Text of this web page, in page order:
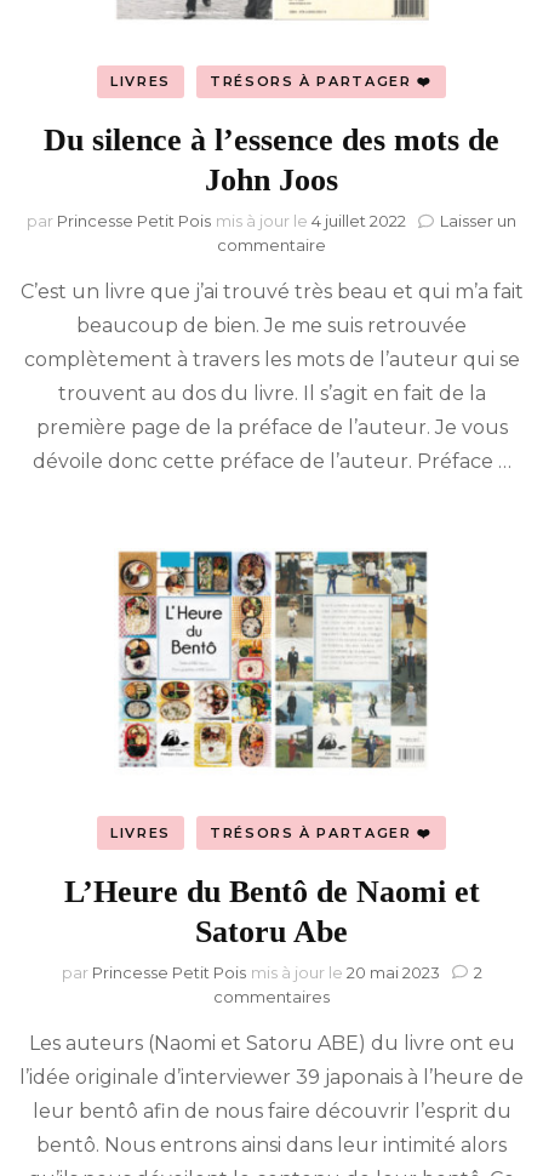
LIVRES TRÉSORS À PARTAGER ❤️
Du silence à l’essence des mots de
John Joos
par Princesse Petit Pois mis à jour le 4 juillet 2022
Laisser un
commentaire
silence
à
des
mots
de
John
Joos
C’est un livre que j’ai trouvé très beau et qui m’a fait
beaucoup de bien. Je me suis retrouvée
complètement à travers les mots de l’auteur qui se
trouvent au dos du livre. Il s’agit en fait de la
première page de la préface de l’auteur. Je vous
dévoile donc cette préface de l’auteur. Préface …
LIVRES TRÉSORS À PARTAGER ❤️
L’Heure du Bentô de Naomi et
Satoru Abe
par Princesse Petit Pois mis à jour le 20 mai 2023
2
commentairessur
du
Bentô
de
Naomi
et
Satoru
Les auteurs (Naomi et Satoru ABE) du livre ont eu
l’idée originale d’interviewer 39 japonais à l’heure de
leur bentô afin de nous faire découvrir l’esprit du
bentô. Nous entrons ainsi dans leur intimité alors